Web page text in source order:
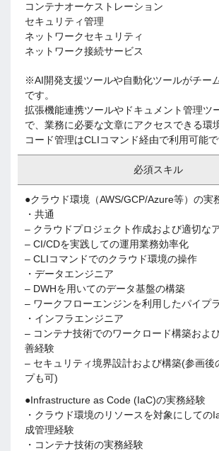
コンテナオーケストレーション
セキュリティ管理
ネットワークセキュリティ
ネットワーク接続サービス
※AI開発支援ツールや自動化ツールがチー
です。
拡張機能連携ツールやドキュメント管理ツ
で、業務に必要な文章にアクセスできる環
コード管理はCLIコマンド経由で利用可能で
必須スキル
●クラウド環境（AWS/GCP/Azure等）の実
・共通
– クラウドプロジェクト作成および適切な
– CI/CDを実践しての運用業務効率化
– CLIコマンドでのクラウド環境の操作
・データエンジニア
– DWHを用いてのデータ基盤の構築
– ワークフローエンジンを利用したパイプ
・インフラエンジニア
– コンテナ技術でのワークロード構築およ
善経験
– セキュリティ境界設計および構築(参画後
プも可)
●Infrastructure as Code (IaC)の実務経験
・クラウド環境のリソースを対象にしての
成管理経験
・コンテナ技術の実務経験